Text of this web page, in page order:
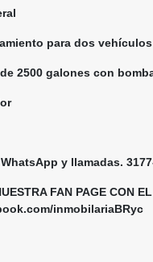
para dos vehículos
2500 galones con
y llamadas.
FAN PAGE CON
inmobilariaBRyc